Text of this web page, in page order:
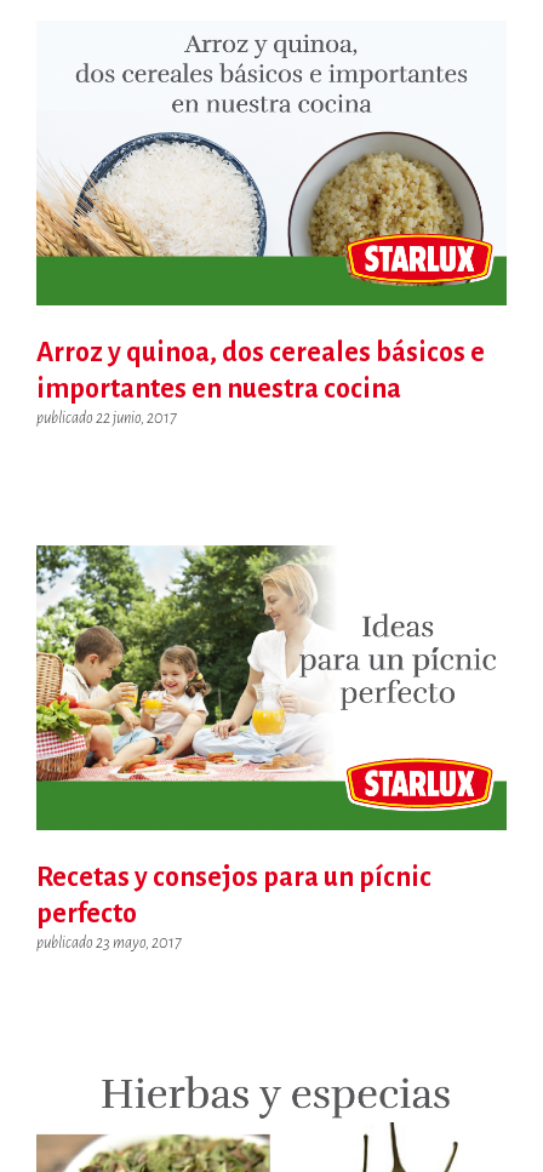
Arroz y quinoa, dos cereales básicos e
importantes en nuestra cocina
publicado 22 junio, 2017
Recetas y consejos para un pícnic
perfecto
publicado 23 mayo, 2017